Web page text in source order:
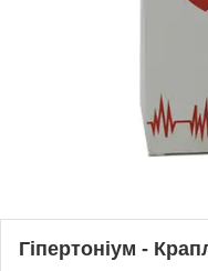
Гіпертоніум -